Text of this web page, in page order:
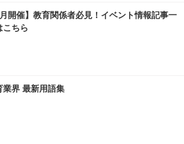
月開催】教育関係者必見！イベント情報記事一
こちら
業界 最新用語集